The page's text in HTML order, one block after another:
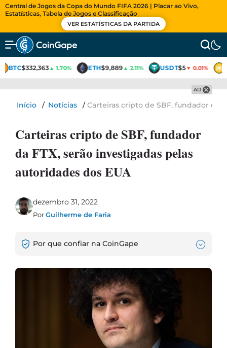
Central de Jogos da Copa do Mundo FIFA 2026 | Placar ao Vivo,
Estatísticas, Tabela de Jogos e Classificação
VER ESTATÍSTICAS DA PARTIDA
BTC$332,363▲ 1.70% ETH$9,889▲ 2.11% USDT$5▼ 0.01%
AD
Início / Notícias /Carteiras cripto de SBF, fundador da
Carteiras cripto de SBF, fundador
da FTX, serão investigadas pelas
autoridades dos EUA
dezembro 31, 2022
PorGuilherme de Faria
Por que confiar na CoinGape